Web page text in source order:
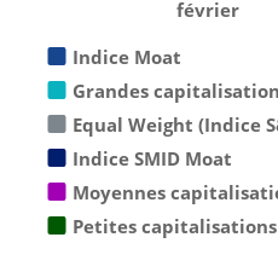
Indice Moat
Grandes
Equal Weight (Indice
Indice SMID Moat
Moyennes
Petites
février